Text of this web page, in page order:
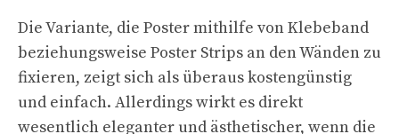
Die Variante, die Poster mithilfe von Klebeband
beziehungsweise Poster Strips an den Wänden zu
fixieren, zeigt sich als überaus kostengünstig
und einfach. Allerdings wirkt es direkt
wesentlich eleganter und ästhetischer, wenn die